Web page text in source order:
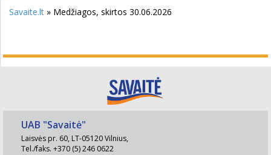
Savaite.lt » Medžiagos, skirtos 30.06.2026
UAB "Savaitė"
Laisvės pr. 60, LT-05120 Vilnius,
Tel./faks. +370 (5) 246 0622